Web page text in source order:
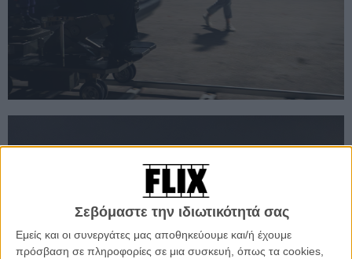
Σεβόμαστε την ιδιωτικότητά σας
Εμείς και οι συνεργάτες μας αποθηκεύουμε και/ή έχουμε
πρόσβαση σε πληροφορίες σε μια συσκευή, όπως τα cookies,